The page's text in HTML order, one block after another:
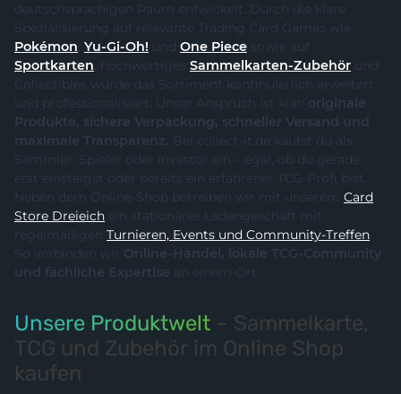
deutschsprachigen Raum entwickelt. Durch die klare
Spezialisierung auf relevante Trading Card Games wie
Pokémon, Yu-Gi-Oh! und One Piece sowie auf
Sportkarten , hochwertiges Sammelkarten-Zubehör
Collectibles wurde das Sortiment kontinuierlich erweitert
und professionalisiert. Unser Anspruch ist klar: originale
Produkte, sichere Verpackung, schneller Versand und
maximale Transparenz. Bei collect-it.de kaufst du als
Sammler, Spieler oder Investor ein – egal, ob du gerade
erst einsteigst oder bereits ein erfahrener TCG-Profi bist.
Neben dem Online-Shop betreiben wir mit unserem Card
Store Dreieich ein stationäres Ladengeschäft mit
regelmäßigen
Turnieren, Events und Community-Treffen.
So verbinden wir Online-Handel, lokale TCG-Community
und fachliche Expertise an einem Ort.
Unsere Produktwelt – Sammelkarte,
TCG und Zubehör im Online Shop
kaufen